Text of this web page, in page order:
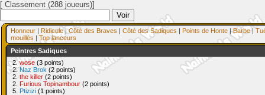
[ Classement (288 joueurs)]
Honneur | Ridicule|Côté des Braves | Côté des Sadiques | Points de Honte |Barbe|
mouillés | Top lanceurs
Peintres Sadiques
2.wose (3 points)
2. Naz Brok (2 points)
2. the killer (2 points)
2. Furious Topinambour (2 points)
5. Ptizizi (1 points)